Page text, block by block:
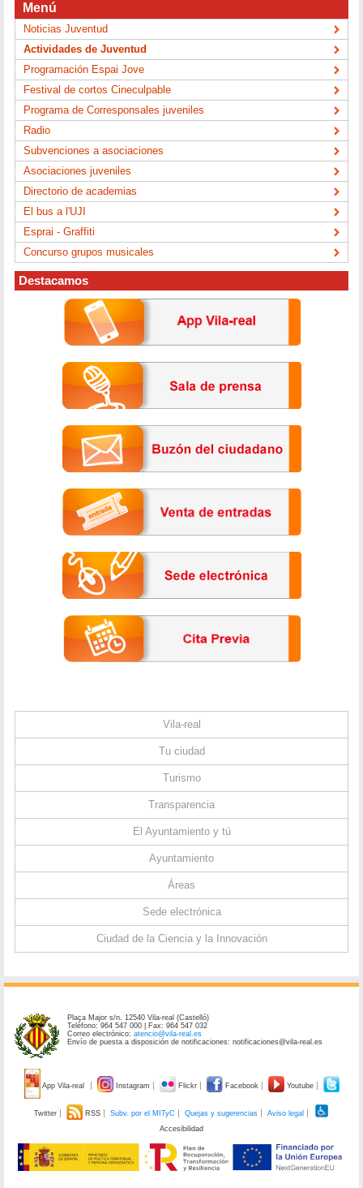
Menú
Noticias Juventud
Actividades de Juventud
Programación Espai Jove
Festival de cortos Cineculpable
Programa de Corresponsales juveniles
Radio
Subvenciones a asociaciones
Asociaciones juveniles
Directorio de academias
El bus a l'UJI
Esprai - Graffiti
Concurso grupos musicales
Destacamos
Vila-real
Tu ciudad
Turismo
Transparencia
El Ayuntamiento y tú
Ayuntamiento
Áreas
Sede electrónica
Ciudad de la Ciencia y la Innovación
Plaça Major s/n. 12540 Vila-real (Castelló)
Teléfono: 964 547 000 | Fax: 964 547 032
Correo electrónico:atencio@vila-real.es
Envío de puesta a disposición de notificaciones: notificaciones@vila-real.es
App Vila-real Instagram Flickr Facebook Youtube
Twitter RSS Subv. por el MITyC Quejas y sugerencias
Aviso legal
Accesibilidad